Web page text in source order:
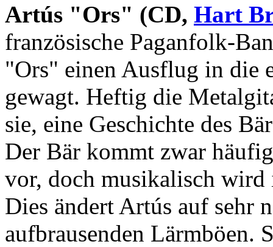
Artús "Ors" (CD, Hart
französische Paganfolk-
"Ors" einen Ausflug in die
gewagt. Heftig die
sie, eine Geschichte des
Der Bär kommt zwar
vor, doch musikalisch
Dies ändert Artús auf sehr
aufbrausenden Lärmböen.